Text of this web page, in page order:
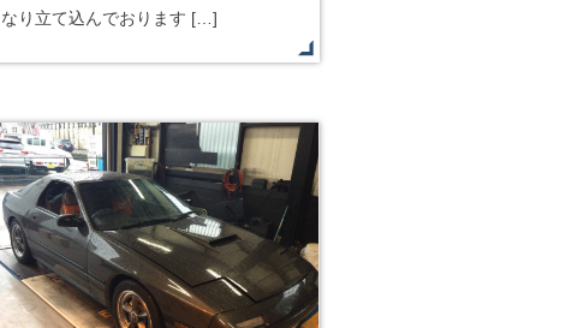
なり立て込んでおります […]